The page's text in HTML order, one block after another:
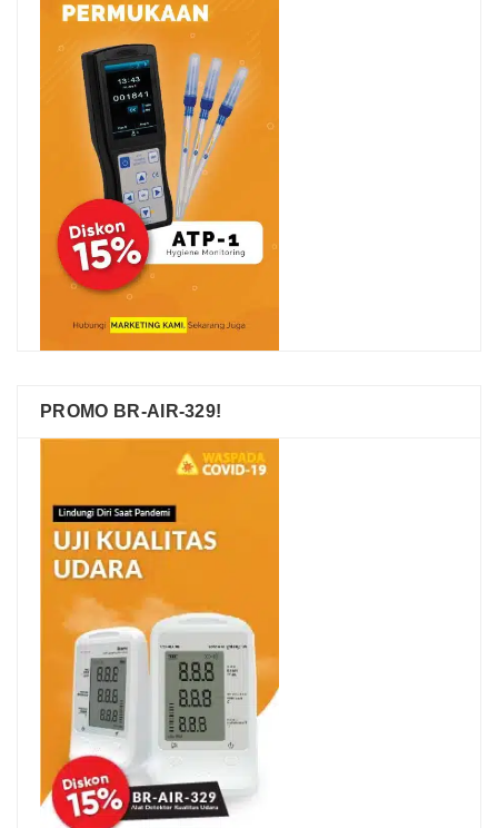
PROMO BR-AIR-329!